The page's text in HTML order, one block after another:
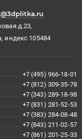
д.23,
индекс 105484
+7 (495) 966-18-01
+7 (812) 309-35-78
+7 (343) 289-18-98
+7 (831) 281-52-53
+7 (383) 284-08-48
+7 (843) 211-02-57
+7 (861) 201-25-33